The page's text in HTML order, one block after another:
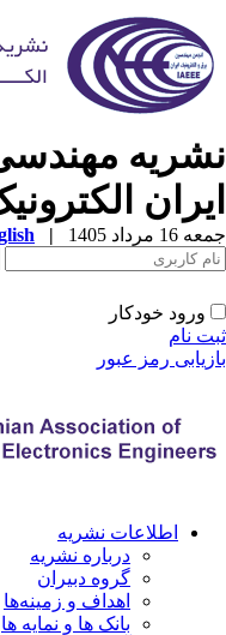
مهندسی
مرداد 1405 |
ورود خودکار
نام
رمز عبور
اطلاعات نشریه
درباره نشریه
گروه دبیران
اهداف و زمینه‌ها
بانک ها و نمایه ها